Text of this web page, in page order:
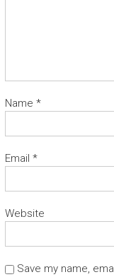
Name *
Email *
Website
Save my name,